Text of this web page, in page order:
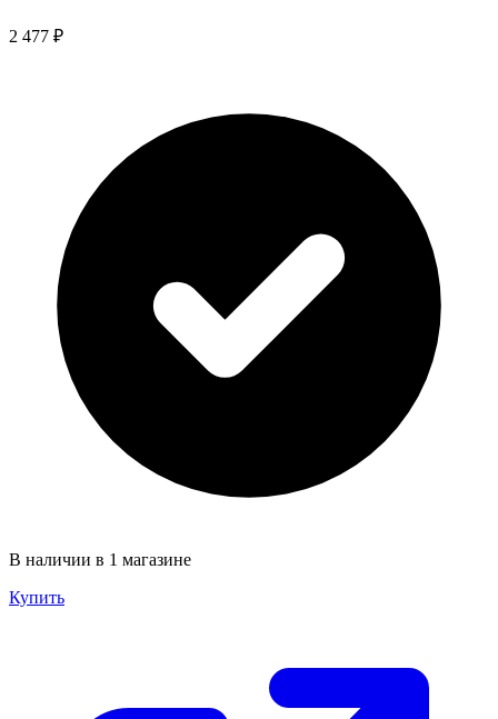
2 477 ₽
В наличии в 1 магазине
Купить